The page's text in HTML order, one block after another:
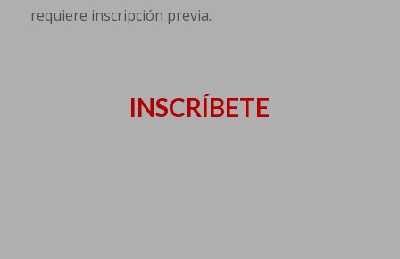
requiere inscripción previa.
INSCRÍBETE